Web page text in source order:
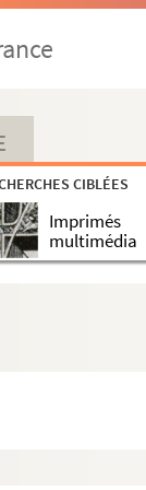
CIBLÉES
Imprimés
multimédia